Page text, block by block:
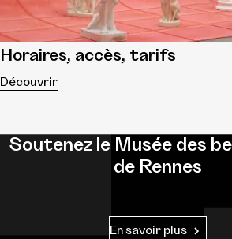
Horaires, accès, tarifs
Découvrir
Soutenez le Musée des
de Rennes
En savoir plus